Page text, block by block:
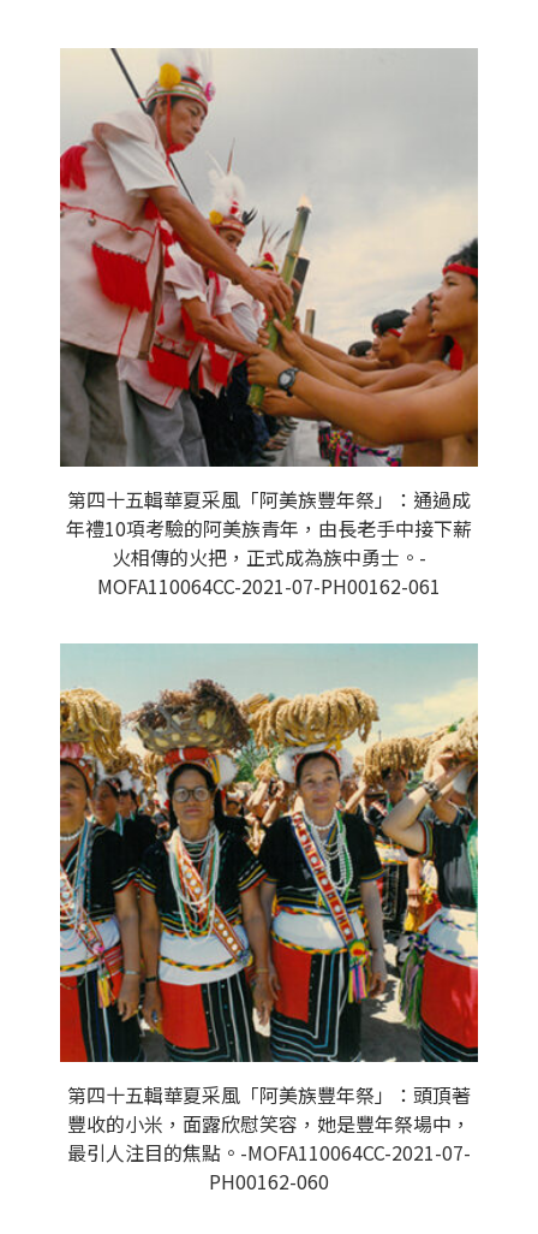
第四十五輯華夏采風「阿美族豐年祭」：通過成
年禮10項考驗的阿美族青年，由長老手中接下薪
火相傳的火把，正式成為族中勇士。-
MOFA110064CC-2021-07-PH00162-061
第四十五輯華夏采風「阿美族豐年祭」：頭頂著
豐收的小米，面露欣慰笑容，她是豐年祭場中，
最引人注目的焦點。-MOFA110064CC-2021-07-
PH00162-060